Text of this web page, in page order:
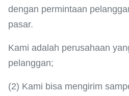
dengan permintaan
pasar.
Kami adalah perusahaan
pelanggan;
(2) Kami bisa mengirim